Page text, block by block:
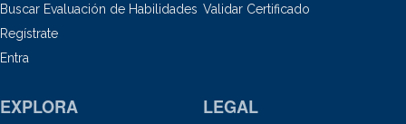
Buscar Evaluación de Habilidades
Regístrate
Entra
Validar Certificado
EXPLORA LEGAL